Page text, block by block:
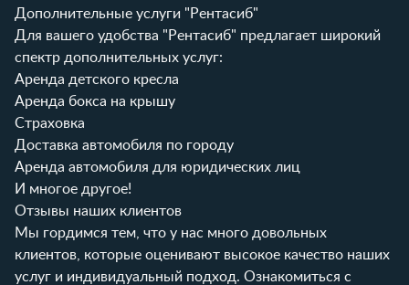
Дополнительные услуги "Рентасиб"
Для вашего удобства "Рентасиб" предлагает широкий
спектр дополнительных услуг:
Аренда детского кресла
Аренда бокса на крышу
Страховка
Доставка автомобиля по городу
Аренда автомобиля для юридических лиц
И многое другое!
Отзывы наших клиентов
Мы гордимся тем, что у нас много довольных
клиентов, которые оценивают высокое качество наших
услуг и индивидуальный подход. Ознакомиться с